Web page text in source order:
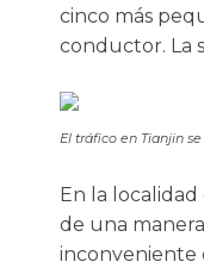
cinco más
conductor. La
El tráfico en Tianjin
En la
de una
inconveniente